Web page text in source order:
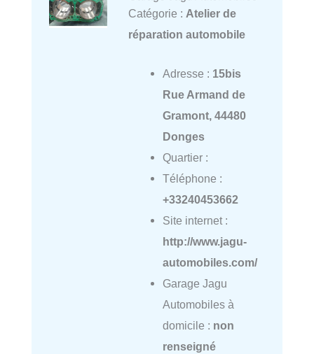
Catégorie : Atelier de
réparation automobile
Adresse : 15bis
Rue Armand de
Gramont, 44480
Donges
Quartier :
Téléphone :
+33240453662
Site internet :
http://www.jagu-
automobiles.com/
Garage Jagu
Automobiles à
domicile : non
renseigné